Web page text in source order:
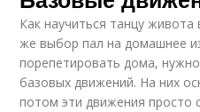
Как научиться танцу
же выбор пал на домашнее
порепетировать дома,
базовых движений. На них
потом эти движения просто